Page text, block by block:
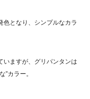
色となり、シンプルなカラ
いますが、グリパンタンは
”カラー。